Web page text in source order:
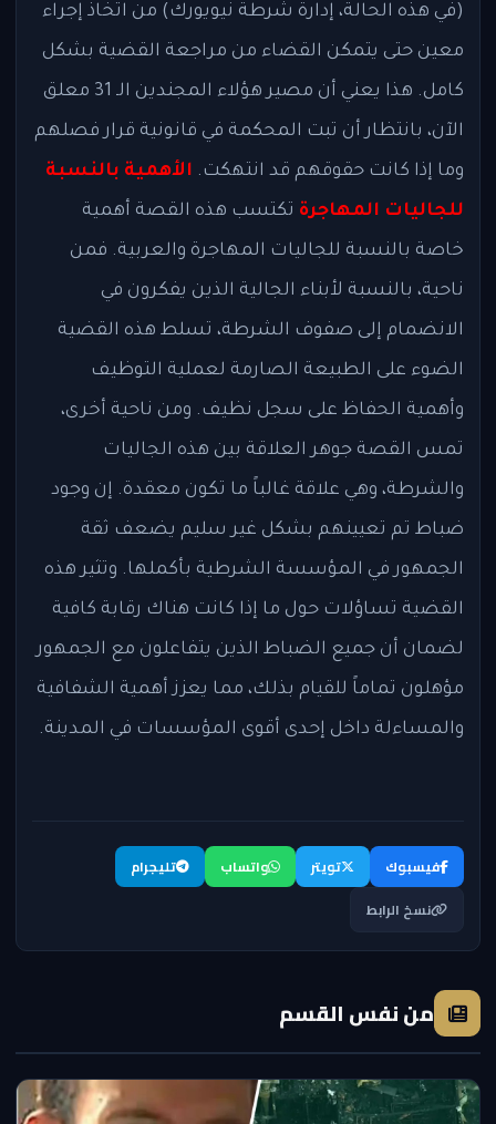
(في هذه الحالة، إدارة شرطة نيويورك) من اتخاذ إجراء
معين حتى يتمكن القضاء من مراجعة القضية بشكل
كامل. هذا يعني أن مصير هؤلاء المجندين الـ 31 معلق
الآن، بانتظار أن تبت المحكمة في قانونية قرار فصلهم
وما إذا كانت حقوقهم قد انتهكت. الأهمية بالنسبة
للجاليات المهاجرة تكتسب هذه القصة أهمية
خاصة بالنسبة للجاليات المهاجرة والعربية. فمن
ناحية، بالنسبة لأبناء الجالية الذين يفكرون في
الانضمام إلى صفوف الشرطة، تسلط هذه القضية
الضوء على الطبيعة الصارمة لعملية التوظيف
وأهمية الحفاظ على سجل نظيف. ومن ناحية أخرى،
تمس القصة جوهر العلاقة بين هذه الجاليات
والشرطة، وهي علاقة غالباً ما تكون معقدة. إن وجود
ضباط تم تعيينهم بشكل غير سليم يضعف ثقة
الجمهور في المؤسسة الشرطية بأكملها. وتثير هذه
القضية تساؤلات حول ما إذا كانت هناك رقابة كافية
لضمان أن جميع الضباط الذين يتفاعلون مع الجمهور
مؤهلون تماماً للقيام بذلك، مما يعزز أهمية الشفافية
والمساءلة داخل إحدى أقوى المؤسسات في المدينة.
فيسبوك تويتر واتساب
تليجرام
نسخ الرابط
من نفس القسم